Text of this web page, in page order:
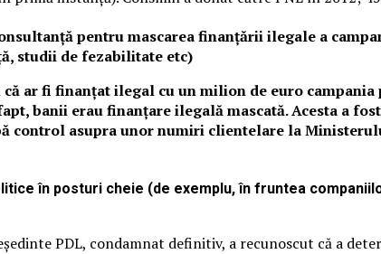
pentru mascarea finanțării ilegale a
studii de fezabilitate etc)
ar fi finanțat ilegal cu un milion de euro
banii erau finanțare ilegală mascată. Acesta a
control asupra unor numiri clientelare la
în posturi cheie (de exemplu, în fruntea
PDL, condamnat definitiv, a recunoscut că a